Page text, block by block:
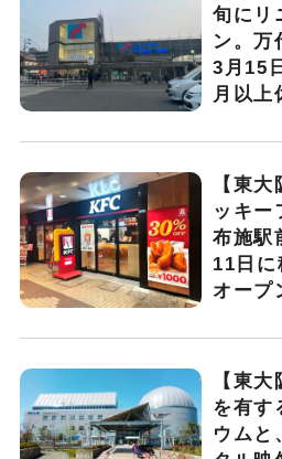
旬にリ
ン。万
3月15
月以上
【東
ッキー
布施駅
11日
オープ
【東
を有す
ウムと